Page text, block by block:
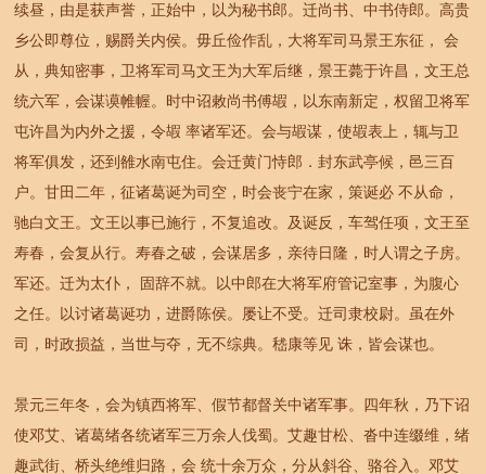
续昼，由是获声誉，正始中，以为秘书郎。迁尚书、中书侍郎。高贵
乡公即尊位，赐爵关内侯。毋丘俭作乱，大将军司马景王东征， 会
从，典知密事，卫将军司马文王为大军后继，景王薨于许昌，文王总
统六军，会谋谟帷幄。时中诏敕尚书傅嘏，以东南新定，权留卫将军
屯许昌为内外之援，令嘏 率诸军还。会与嘏谋，使嘏表上，辄与卫
将军俱发，还到雒水南屯住。会迁黄门恃郎．封东武亭候，邑三百
户。甘田二年，征诸葛诞为司空，时会丧宁在家，策诞必 不从命，
驰白文王。文王以事已施行，不复追改。及诞反，车驾任项，文王至
寿春，会复从行。寿春之破，会谋居多，亲待日隆，时人谓之子房。
军还。迁为太仆， 固辞不就。以中郎在大将军府管记室事，为腹心
之任。以讨诸葛诞功，进爵陈侯。屡让不受。迁司隶校尉。虽在外
司，时政损益，当世与夺，无不综典。嵇康等见 诛，皆会谋也。
景元三年冬，会为镇西将军、假节都督关中诸军事。四年秋，乃下诏
使邓艾、诸葛绪各统诸军三万余人伐蜀。艾趣甘松、沓中连缀维，绪
趣武街、桥头绝维归路，会 统十余万众，分从斜谷、骆谷入。邓艾